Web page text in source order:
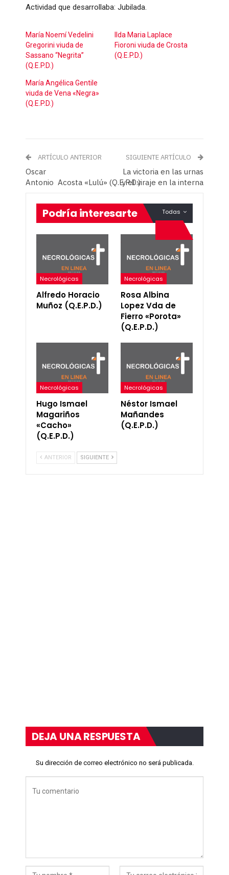
Actividad que desarrollaba: Jubilada.
María Noemí Vedelini
Gregorini viuda de
Sassano “Negrita”
(Q.E.P.D.)
Ilda Maria Laplace
Fioroni viuda de Crosta
(Q.E.P.D.)
María Angélica Gentile
viuda de Vena «Negra»
(Q.E.P.D.)
ARTÍCULO ANTERIOR
Oscar
Antonio Acosta «Lulú» (Q.E.P.D.)
SIGUIENTE ARTÍCULO
La victoria en las urnas
y el viraje en la interna
Todas
Podría interesarte
Necrológicas
Alfredo Horacio
Muñoz (Q.E.P.D.)
Necrológicas
Rosa Albina
Lopez Vda de
Fierro «Porota»
(Q.E.P.D.)
Necrológicas
Hugo Ismael
Magariños
«Cacho»
(Q.E.P.D.)
Necrológicas
Néstor Ismael
Mañandes
(Q.E.P.D.)
ANTERIOR SIGUIENTE
DEJA UNA RESPUESTA
Su dirección de correo electrónico no será publicada.